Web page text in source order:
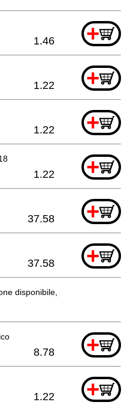
+
1.46
+
1.22
+
1.22
+
1.22
+
37.58
+
37.58
disponibile, non ordinabile
+
8.78
+
1.22